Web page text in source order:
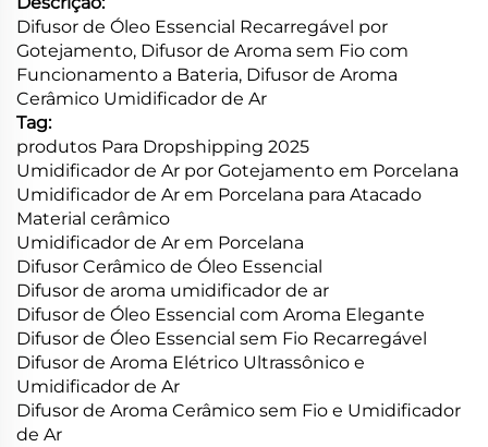
Difusor de Óleo Essencial Recarregável por
Gotejamento, Difusor de Aroma sem Fio com
Funcionamento a Bateria, Difusor de Aroma
Cerâmico Umidificador de Ar
Tag:
produtos Para Dropshipping 2025
Umidificador de Ar por Gotejamento em Porcelana
Umidificador de Ar em Porcelana para Atacado
Material cerâmico
Umidificador de Ar em Porcelana
Difusor Cerâmico de Óleo Essencial
Difusor de aroma umidificador de ar
Difusor de Óleo Essencial com Aroma Elegante
Difusor de Óleo Essencial sem Fio Recarregável
Difusor de Aroma Elétrico Ultrassônico e
Umidificador de Ar
Difusor de Aroma Cerâmico sem Fio e Umidificador
de Ar